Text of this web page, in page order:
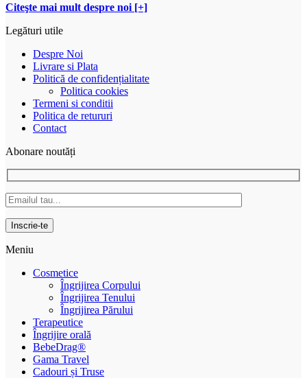
Citeşte mai mult despre noi [+]
Legături utile
Despre Noi
Livrare si Plata
Politică de confidențialitate
Politica cookies
Termeni si conditii
Politica de retururi
Contact
Abonare noutăți
Meniu
Cosmetice
Îngrijirea Corpului
Îngrijirea Tenului
Îngrijirea Părului
Terapeutice
Îngrijire orală
BebeDrag®
Gama Travel
Cadouri și Truse